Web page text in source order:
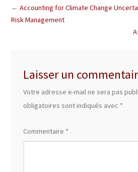
← Accounting for Climate Change
Risk Management
Laisser un
Votre adresse e-mail ne sera pas
obligatoires sont indiqués avec *
Commentaire *